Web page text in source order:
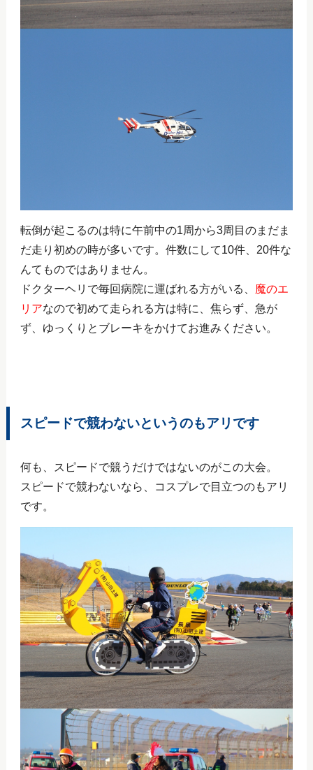
転倒が起こるのは特に午前中の1周から3周目のまだま
だ走り初めの時が多いです。件数にして10件、20件な
んてものではありません。
ドクターヘリで毎回病院に運ばれる方がいる、 魔のエ
リアなので初めて走られる方は特に、焦らず、急が
ず、ゆっくりとブレーキをかけてお進みください。
スピードで競わないというのもアリです
何も、スピードで競うだけではないのがこの大会。
スピードで競わないなら、コスプレで目立つのもアリ
です。